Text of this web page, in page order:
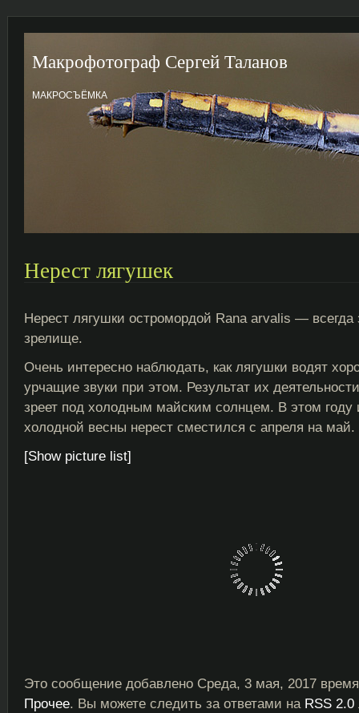
Макрофотограф Сергей Таланов
МАКРОСЪЁМКА
Нерест лягушек
Нерест лягушки остромордой Rana arvalis —
зрелище.
Очень интересно наблюдать, как лягушки водят
урчащие звуки при этом. Результат их
зреет под холодным майским солнцем. В этом году
холодной весны нерест сместился с апреля на май.
[Show picture list]
Это сообщение добавлено Среда, 3 мая, 2017
Прочее. Вы можете следить за ответами на RSS 2.0